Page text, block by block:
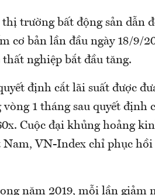
trường bất động sản dẫn
cơ bản lần đầu ngày 18/9/
nghiệp bắt đầu tăng.
định cắt lãi suất được
1 tháng sau quyết định
Cuộc đại khủng hoảng
VN-Index chỉ phục hồi
năm 2019, mỗi lần giảm